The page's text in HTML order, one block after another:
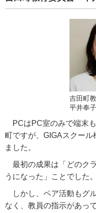
吉田町
平井奉
PCはPC室のみで端末
町ですが、 GIGAスクール
ました。
最初の成果は「どのク
うになった」ことでした。
しかし、ペア活動もグ
なく、教員の指示があっ